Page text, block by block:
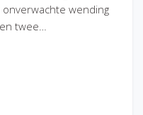
wending
twee…